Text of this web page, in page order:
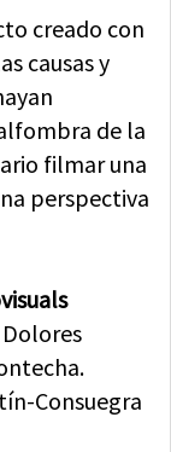
creado con
causas y
de la
filmar una
perspectiva
Consuegra